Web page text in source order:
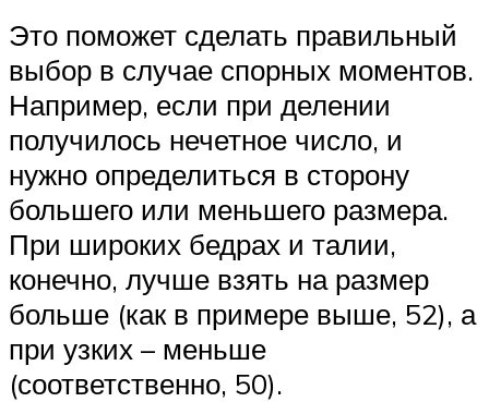
Это поможет сделать правильный
выбор в случае спорных моментов.
Например, если при делении
получилось нечетное число, и
нужно определиться в сторону
большего или меньшего размера.
При широких бедрах и талии,
конечно, лучше взять на размер
больше (как в примере выше, 52), а
при узких – меньше
(соответственно, 50).